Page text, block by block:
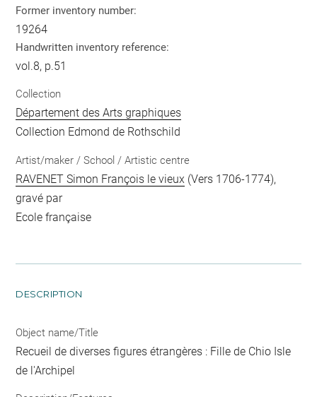
Former inventory number:
19264
Handwritten inventory reference:
vol.8, p.51
Collection
Département des Arts graphiques
Collection Edmond de Rothschild
Artist/maker / School / Artistic centre
RAVENET Simon François le vieux (Vers 1706-1774),
gravé par
Ecole française
DESCRIPTION
Object name/Title
Recueil de diverses figures étrangères : Fille de Chio Isle
de l'Archipel